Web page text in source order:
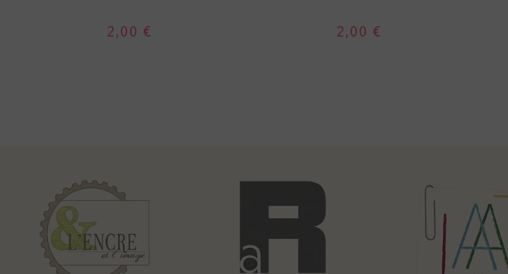
2,00 € 2,00 €